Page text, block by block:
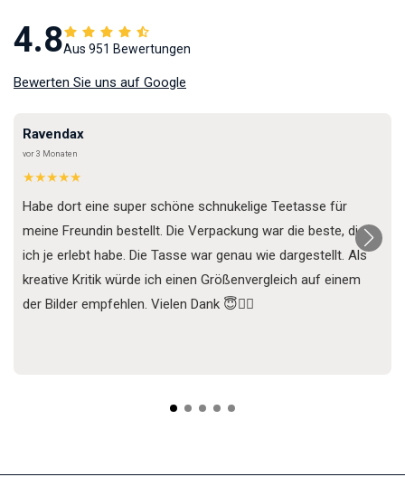
4.8Aus 951 Bewertungen
Bewerten Sie uns auf Google
Ravendax
vor 3 Monaten
★★★★★
Habe dort eine super schöne schnukelige Teetasse für
meine Freundin bestellt. Die Verpackung war die beste, die
ich je erlebt habe. Die Tasse war genau wie dargestellt. Als
kreative Kritik würde ich einen Größenvergleich auf einem
der Bilder empfehlen. Vielen Dank 😇✌🏼